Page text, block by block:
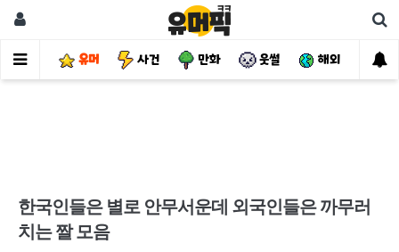
유머 사건 만화 웃썰 해외 핫
한국인들은 별로 안무서운데 외국인들은 까무러
치는 짤 모음